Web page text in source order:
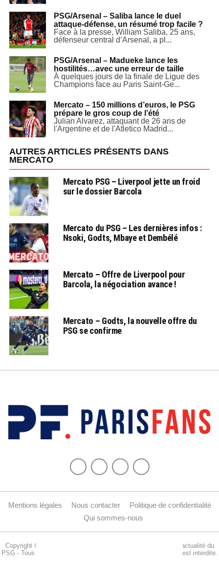
PSG/Arsenal – Saliba lance le duel
attaque-défense, un résumé trop facile ?
Face à la presse, William Saliba, 25 ans,
défenseur central d’Arsenal, a pl...
PSG/Arsenal – Madueke lance les
hostilités…avec une erreur de taille
À quelques jours de la finale de Ligue des
Champions face au Paris Saint-Ge...
Mercato – 150 millions d’euros, le PSG
prépare le gros coup de l’été
Julian Alvarez, attaquant de 26 ans de
l'Argentine et de l'Atletico Madrid...
AUTRES ARTICLES PRÉSENTS DANS
MERCATO
Mercato PSG – Liverpool jette un froid
sur le dossier Barcola
Mercato du PSG – Les dernières infos :
Nsoki, Godts, Mbaye et Dembélé
Mercato – Offre de Liverpool pour
Barcola, la négociation avance !
Mercato – Godts, la nouvelle offre du
PSG se confirme
Mentions légales Nous contacter
Politique de confidentialité
Qui sommes-nous
Copyright © 2015-2024 Parisfans.fr, 1er site amateur dédié à l'actualité du
PSG - Tous les droits sont réservés. La reproduction de ce site est interdite.